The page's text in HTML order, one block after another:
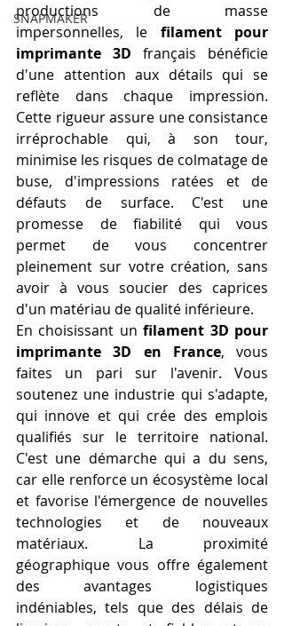
SNAPMAKER
productions de masse
impersonnelles, le filament pour
imprimante 3D français bénéficie
d'une attention aux détails qui se
reflète dans chaque impression.
Cette rigueur assure une consistance
irréprochable qui, à son tour,
minimise les risques de colmatage de
buse, d'impressions ratées et de
défauts de surface. C'est une
promesse de fiabilité qui vous
permet de vous concentrer
pleinement sur votre création, sans
avoir à vous soucier des caprices
d'un matériau de qualité inférieure.
En choisissant un filament 3D pour
imprimante 3D en France, vous
faites un pari sur l'avenir. Vous
soutenez une industrie qui s'adapte,
qui innove et qui crée des emplois
qualifiés sur le territoire national.
C'est une démarche qui a du sens,
car elle renforce un écosystème local
et favorise l'émergence de nouvelles
technologies et de nouveaux
matériaux. La proximité
géographique vous offre également
des avantages logistiques
indéniables, tels que des délais de